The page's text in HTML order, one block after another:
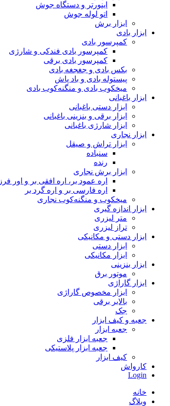
اینورتر و دستگاه جوش
اتو لوله جوش
ابزار برش
ابزار بادی
کمپرسور بادی
کمپرسور بادی فندکی و شارژی
کمپرسور بادی برقی
بکس بادی و جغجغه بادی
پیستوله بادی و باد پاش
میخکوب بادی و منگنه‌کوب بادی
ابزار باغبانی
ابزار دستی باغبانی
ابزار برقی و بنزینی باغبانی
ابزار شارژی باغبانی
ابزار نجاری
ابزار تراش و صیقل
سنباده
رنده
ابزار برش نجاری
اره عمود بر، اره افقی بر و اور فرز
اره فارسی بر و اره گرد بر
میخکوب و منگنه‌کوب نجاری
ابزار اندازه گیری
متر لیزری
تراز لیزری
ابزار دستی و مکانیکی
ابزار دستی
ابزار مکانیکی
ابزار بنزینی
موتور برق
ابزار گاراژی
ابزار مخصوص گاراژی
بالابر برقی
جک
جعبه و کیف ابزار
جعبه ابزار
جعبه ابزار فلزی
جعبه ابزار پلاستیکی
کیف ابزار
کارواش
Login
خانه
وبلاگ